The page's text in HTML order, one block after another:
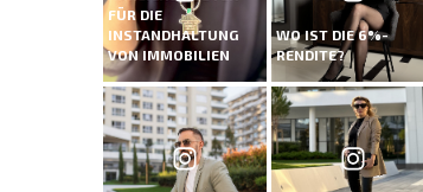
FÜR DIE
INSTANDHALTUNG
VON IMMOBILIEN
WO IST DIE 6%-
RENDITE?